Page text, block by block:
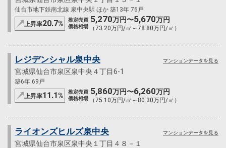
仙台市地下鉄南北線 泉中央駅 ほか 築13年 76戸
上昇率20.7%
推定売買
価格相場
5,270万円〜5,670万円
（73.20万円/㎡～78.80万円/㎡）
レジデンシャル泉中央
宮城県仙台市泉区泉中央４丁目6-1
築6年 69戸
上昇率11.1%
推定売買
価格相場
5,860万円〜6,260万円
（75.10万円/㎡～80.30万円/㎡）
マンションデータを見る
ライオンズヒルズ泉中央
宮城県仙台市泉区泉中央１丁目４８－１
マンションデータを見る